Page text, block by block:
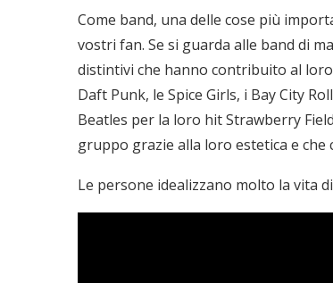
Come band, una delle cose più
vostri fan. Se si guarda alle band di
distintivi che hanno contribuito al
Daft Punk, le Spice Girls, i Bay City
Beatles per la loro hit Strawberry
gruppo grazie alla loro estetica e che
Le persone idealizzano molto la vita